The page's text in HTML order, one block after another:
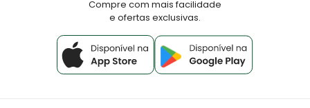
Compre com mais facilidade
e ofertas exclusivas.